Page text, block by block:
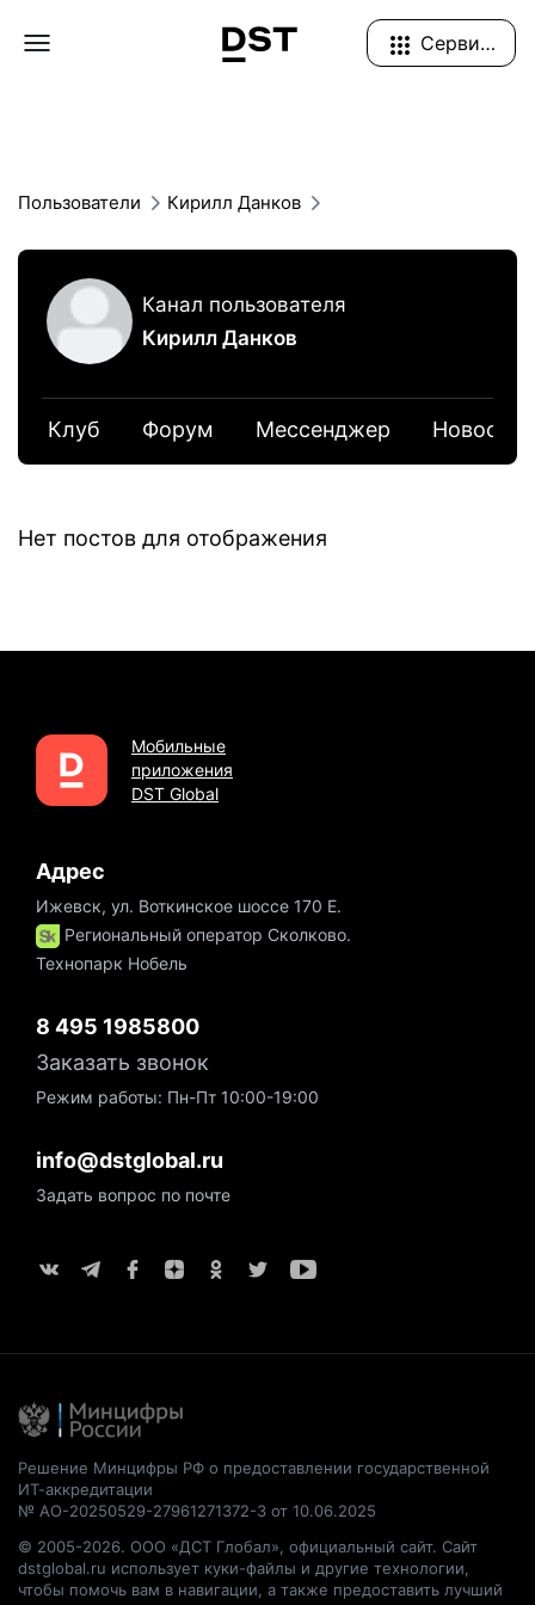
Navigation Menu Сервисы
Пользователи Кирилл Данков
Канал пользователя
Кирилл Данков
Клуб Форум Мессенджер Новости
Нет постов для отображения
Мобильные
приложения
DST Global
Адрес
Ижевск, ул. Воткинское шоссе 170 Е.
Региональный оператор Сколково.
Технопарк Нобель
8 495 1985800
Заказать звонок
Режим работы: Пн-Пт 10:00-19:00
info@dstglobal.ru
Задать вопрос по почте
Решение Минцифры РФ о предоставлении государственной
ИТ-аккредитации
№ АО-20250529-27961271372-3 от 10.06.2025
© 2005-2026. ООО «ДСТ Глобал», официальный сайт. Сайт
dstglobal.ru использует куки-файлы и другие технологии,
чтобы помочь вам в навигации, а также предоставить лучший